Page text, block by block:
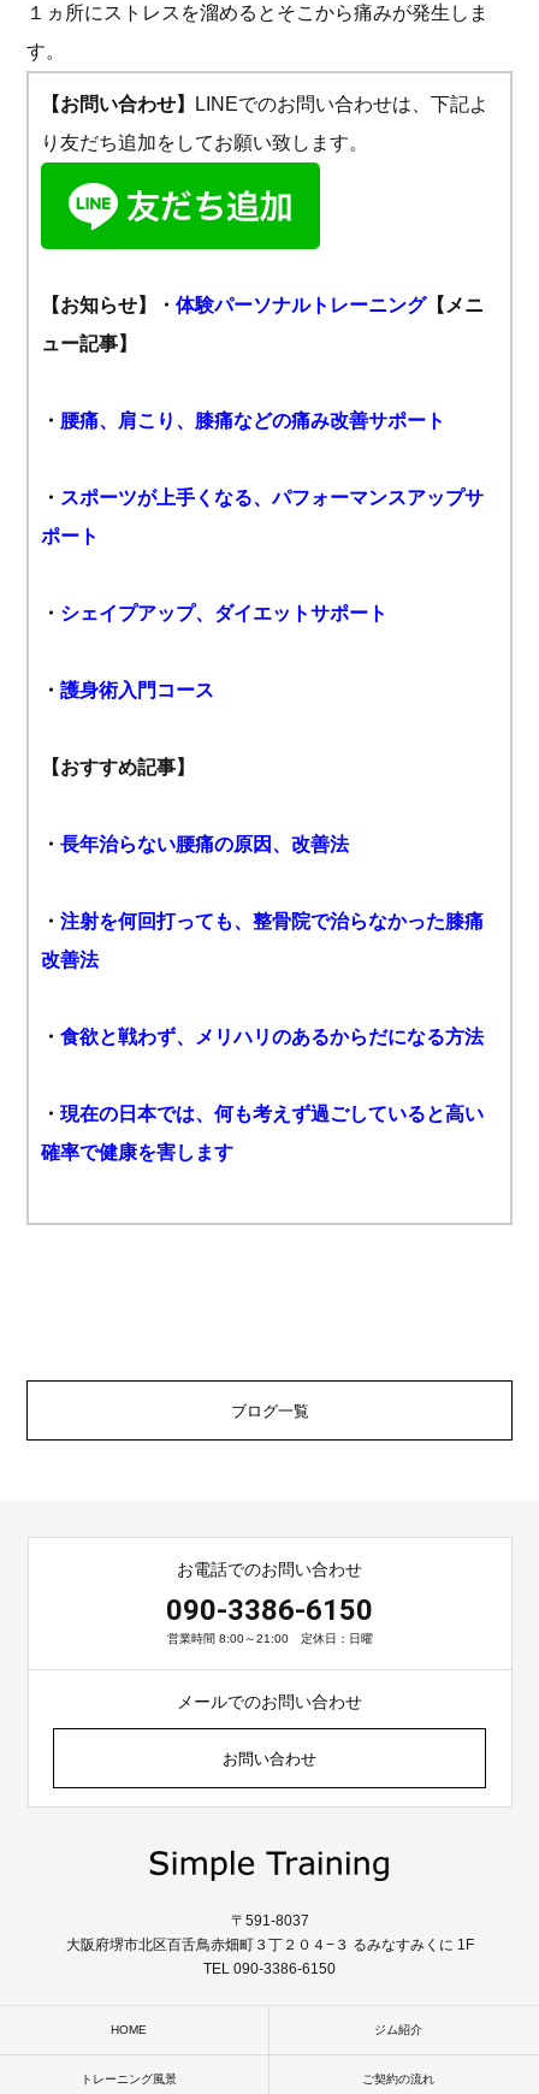
１ヵ所にストレスを溜めるとそこから痛みが発生しま
す。
【お問い合わせ】
LINEでのお問い合わせは、下記よ
り友だち追加をしてお願い致します。
【お知らせ】 ・体験パーソナルトレーニング【メニ
ュー記事】
・ 腰痛、肩こり、膝痛などの痛み改善サポート
・ スポーツが上手くなる、パフォーマンスアップサ
ポート
・ シェイプアップ、ダイエットサポート
・護身術入門コース
【おすすめ記事】
・長年治らない腰痛の原因、改善法
・注射を何回打っても、整骨院で治らなかった膝痛
改善法
・食欲と戦わず、メリハリのあるからだになる方法
・現在の日本では、何も考えず過ごしていると高い
確率で健康を害します
ブログ一覧
お電話でのお問い合わせ
090-3386-6150
営業時間 8:00～21:00 定休日：日曜
メールでのお問い合わせ
お問い合わせ
〒591-8037
大阪府堺市北区百舌鳥赤畑町３丁２０４−３ るみなすみくに 1F
TEL 090-3386-6150
HOME ジム紹介
トレーニング風景 ご契約の流れ